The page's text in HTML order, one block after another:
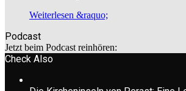
Weiterlesen &raquo;
Podcast
Jetzt beim Podcast reinhören:
Check Also